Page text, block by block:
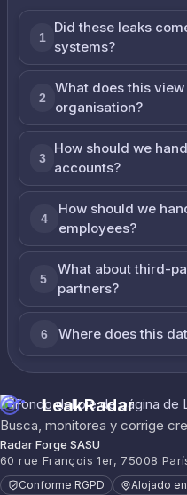
1
Did these leaks
systems?
2
What does this
organisation?
3
How should we
accounts?
4
How should we
employees?
5
What about third-
partners?
6 Where does this
LeakRadar
Busca, monitorea y corrige
Radar Forge SASU
60 rue François 1er, 75008
Conforme RGPD Alojado